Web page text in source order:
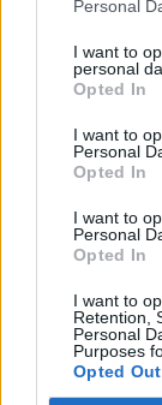
Personal
I want to
personal
Opted In
I want to
Personal
Opted In
I want to
Personal
Opted In
I want to
Retention,
Personal
Purposes
Opted Out
2,7 százalékkal
Az irányadó
KEDVES
tartozik,
Az előfizetés